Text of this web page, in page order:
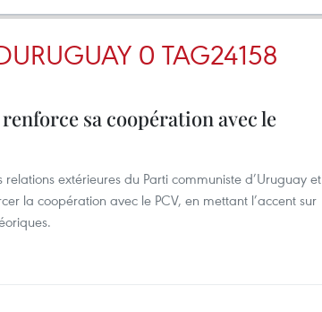
0 TAG24158
sa coopération avec le
extérieures du Parti communiste d’Uruguay et
la coopération avec le PCV, en mettant l’accent sur